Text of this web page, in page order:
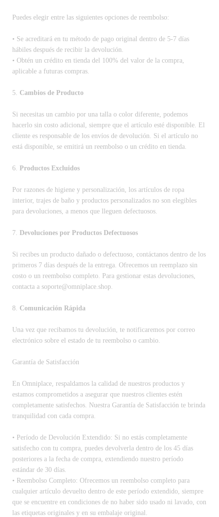
Puedes elegir entre las siguientes opciones de reembolso:
• Se acreditará en tu método de pago original dentro de 5-7 días
hábiles después de recibir la devolución.
• Obtén un crédito en tienda del 100% del valor de la compra,
aplicable a futuras compras.
5. Cambios de Producto
Si necesitas un cambio por una talla o color diferente, podemos
hacerlo sin costo adicional, siempre que el artículo esté disponible. El
cliente es responsable de los envíos de devolución. Si el artículo no
está disponible, se emitirá un reembolso o un crédito en tienda.
6. Productos Excluidos
Por razones de higiene y personalización, los artículos de ropa
interior, trajes de baño y productos personalizados no son elegibles
para devoluciones, a menos que lleguen defectuosos.
7. Devoluciones por Productos Defectuosos
Si recibes un producto dañado o defectuoso, contáctanos dentro de los
primeros 7 días después de la entrega. Ofrecemos un reemplazo sin
costo o un reembolso completo. Para gestionar estas devoluciones,
contacta a soporte@omniplace.shop.
8. Comunicación Rápida
Una vez que recibamos tu devolución, te notificaremos por correo
electrónico sobre el estado de tu reembolso o cambio.
Garantía de Satisfacción
En Omniplace, respaldamos la calidad de nuestros productos y
estamos comprometidos a asegurar que nuestros clientes estén
completamente satisfechos. Nuestra Garantía de Satisfacción te brinda
tranquilidad con cada compra.
• Período de Devolución Extendido: Si no estás completamente
satisfecho con tu compra, puedes devolverla dentro de los 45 días
posteriores a la fecha de compra, extendiendo nuestro período
estándar de 30 días.
• Reembolso Completo: Ofrecemos un reembolso completo para
cualquier artículo devuelto dentro de este período extendido, siempre
que se encuentre en condiciones de no haber sido usado ni lavado, con
las etiquetas originales y en su embalaje original.